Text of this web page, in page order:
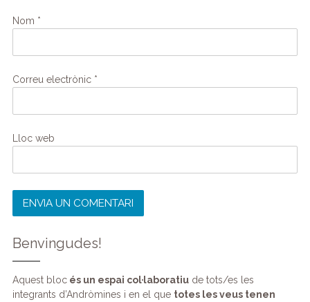
Nom *
Correu electrònic *
Lloc web
Benvingudes!
Aquest blocés un espai col·laboratiude tots/es les
integrants d’Andròmines i en el que totes les veus tenen